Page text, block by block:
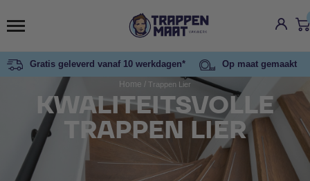
Gratis geleverd vanaf 10 werkdagen* Op maat gemaakt
Home / Trappen Lier
KWALITEITSVOLLE
TRAPPEN LIER